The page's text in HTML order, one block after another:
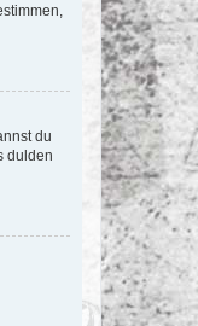
du
dulden